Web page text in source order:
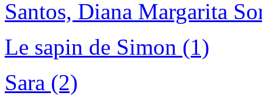
Santos, Diana Margarita
Le sapin de Simon (1)
Sara (2)